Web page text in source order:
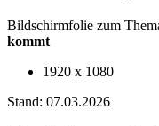
Bildschirmfolie zum
kommt
1920 x 1080
Stand: 07.03.2026